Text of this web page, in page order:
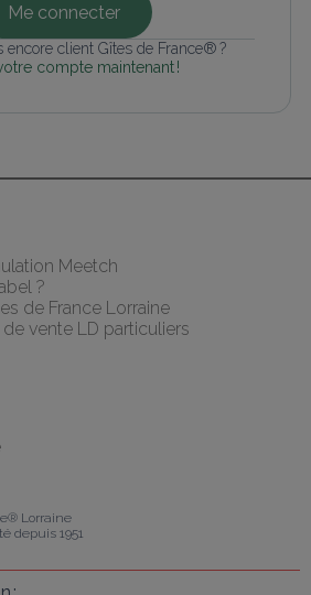
Me connecter
encore client Gîtes de France® ?
compte maintenant !
Meetch
?
de France Lorraine
vente LD particuliers
Lorraine
depuis 1951